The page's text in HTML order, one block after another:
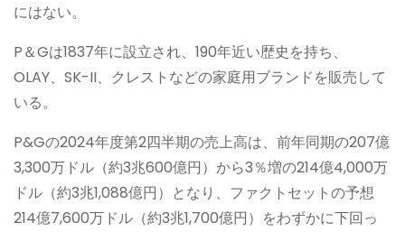
にはない。
P＆Gは1837年に設立され、190年近い歴史を持ち、
OLAY、SK-II、クレストなどの家庭用ブランドを販売して
いる。
P&Gの2024年度第2四半期の売上高は、前年同期の207億
3,300万ドル（約3兆600億円）から3％増の214億4,000万
ドル（約3兆1,088億円）となり、ファクトセットの予想
214億7,600万ドル（約3兆1,700億円）をわずかに下回っ